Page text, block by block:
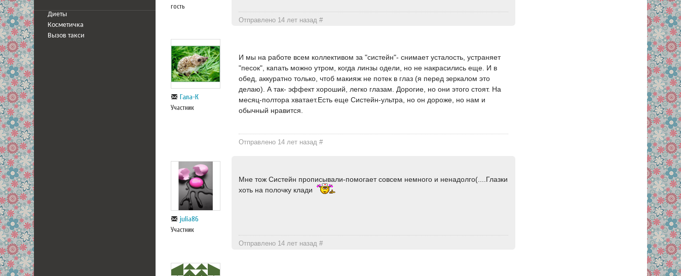
Диеты
Косметичка
Вызов такси
гость
Отправлено 14 лет назад#
Гала-К
Участник
И мы на работе всем коллективом за "систейн"- снимает усталость, устраняет
"песок", капать можно утром, когда линзы одели, но не накрасились еще. И в
обед, аккуратно только, чтоб макияж не потек в глаз (я перед зеркалом это
делаю). А так- эффект хороший, легко глазам. Дорогие, но они этого стоят. На
месяц-полтора хватает.Есть еще Систейн-ультра, но он дороже, но нам и
обычный нравится.
Отправлено 14 лет назад#
julia86
Участник
Мне тож Систейн прописывали-помогает совсем немного и ненадолго(....Глазки
хоть на полочку клади
Отправлено 14 лет назад#